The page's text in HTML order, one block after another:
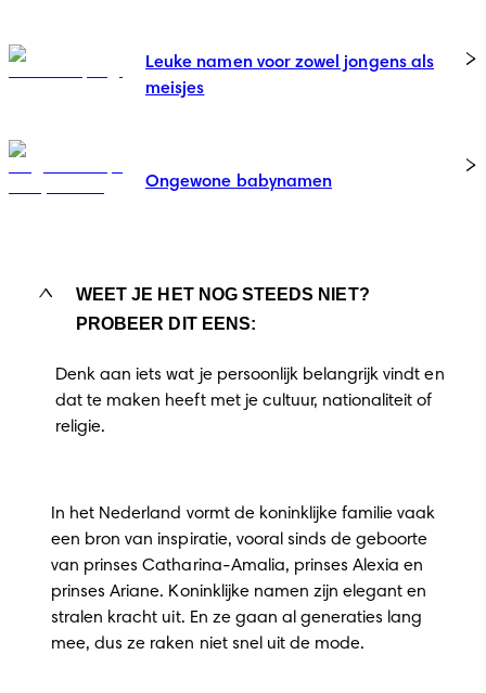
Leuke namen voor zowel jongens als
meisjes
Ongewone babynamen
WEET JE HET NOG STEEDS NIET?
PROBEER DIT EENS:
Denk aan iets wat je persoonlijk belangrijk vindt en
dat te maken heeft met je cultuur, nationaliteit of
religie.
In het Nederland vormt de koninklijke familie vaak
een bron van inspiratie, vooral sinds de geboorte
van prinses Catharina-Amalia, prinses Alexia en
prinses Ariane. Koninklijke namen zijn elegant en
stralen kracht uit. En ze gaan al generaties lang
mee, dus ze raken niet snel uit de mode.